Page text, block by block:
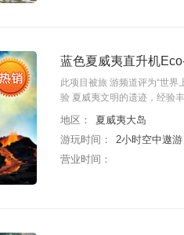
蓝色夏威夷直升机
此项目被旅 游频道评为“世
验 夏威夷文明的遗迹，经验
地区：
夏威夷大岛
游玩时间：
2小时空中遨游
营业时间：